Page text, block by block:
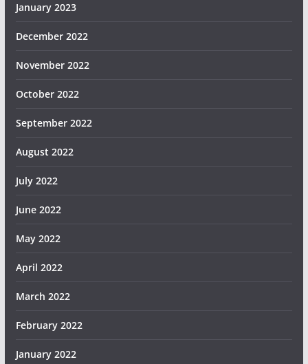
January 2023
December 2022
November 2022
October 2022
September 2022
August 2022
July 2022
June 2022
May 2022
April 2022
March 2022
February 2022
January 2022